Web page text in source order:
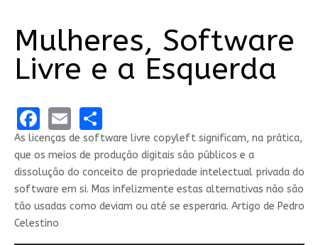
Mulheres, Software
Livre e a Esquerda
Facebook
EmailShare
As licenças de software livre copyleft significam, na prática,
que os meios de produção digitais são públicos e a
dissolução do conceito de propriedade intelectual privada do
software em si. Mas infelizmente estas alternativas não são
tão usadas como deviam ou até se esperaria. Artigo de Pedro
Celestino